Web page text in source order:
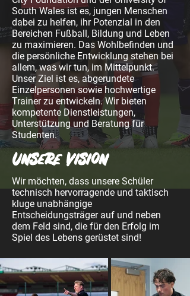
South Wales ist es, jungen Menschen
dabei zu helfen, ihr Potenzial in den
Bereichen Fußball, Bildung und Leben
zu maximieren. Das Wohlbefinden und
die persönliche Entwicklung stehen bei
allem, was wir tun, im Mittelpunkt.
Unser Ziel ist es, abgerundete
Einzelpersonen sowie hochwertige
Trainer zu entwickeln. Wir bieten
kompetente Dienstleistungen,
Unterstützung und Beratung für
Studenten.
Unsere Vision
Wir möchten, dass unsere Schüler
technisch hervorragende und taktisch
kluge unabhängige
Entscheidungsträger auf und neben
dem Feld sind, die für den Erfolg im
Spiel des Lebens gerüstet sind!